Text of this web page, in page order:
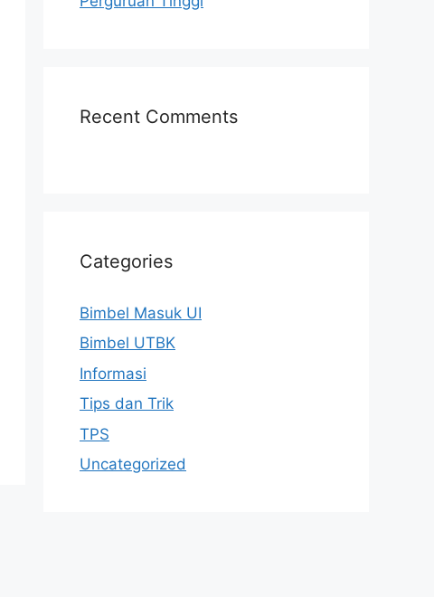
Recent Comments
Categories
Bimbel Masuk UI
Bimbel UTBK
Informasi
Tips dan Trik
TPS
Uncategorized